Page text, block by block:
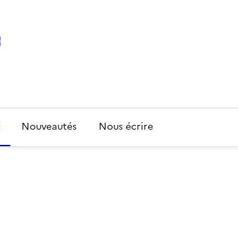
Nouveautés Nous écrire